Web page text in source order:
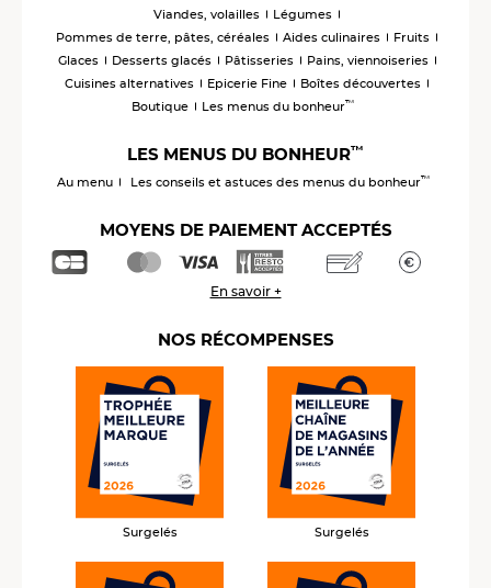
Viandes, volailles
Légumes
Pommes de terre, pâtes, céréales
Aides culinaires
Fruits
Glaces
Desserts glacés Pâtisseries
Pains, viennoiseries
Cuisines alternatives
Epicerie Fine
Boîtes découvertes
Boutique
Les menus du bonheur™
LES MENUS DU BONHEUR™
Au menu Les conseils et astuces des menus du bonheur™
MOYENS DE PAIEMENT ACCEPTÉS
En savoir +
NOS RÉCOMPENSES
Surgelés Surgelés